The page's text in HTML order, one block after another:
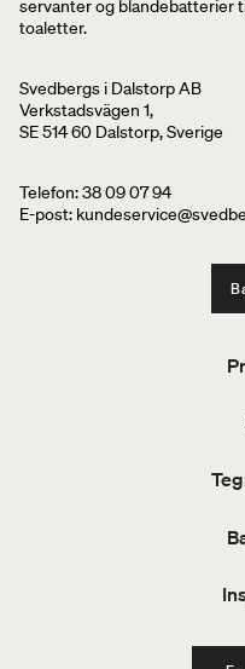
servanter og blandebatterier
toaletter.
Svedbergs i Dalstorp AB
Verkstadsvägen 1,
SE 514 60 Dalstorp, Sverige
Telefon: 38 09 07 94
E-post: